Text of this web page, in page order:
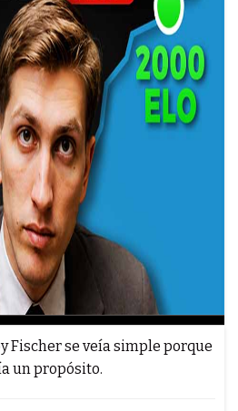
Fischer se veía simple porque
un propósito.